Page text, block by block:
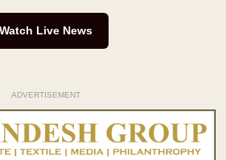
Watch Live News
ADVERTISEMENT